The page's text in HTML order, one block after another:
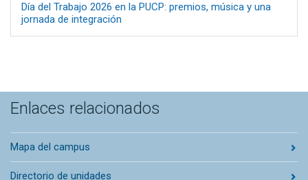
Día del Trabajo 2026 en la PUCP: premios, música y una
jornada de integración
Enlaces relacionados
Mapa del campus
Directorio de unidades